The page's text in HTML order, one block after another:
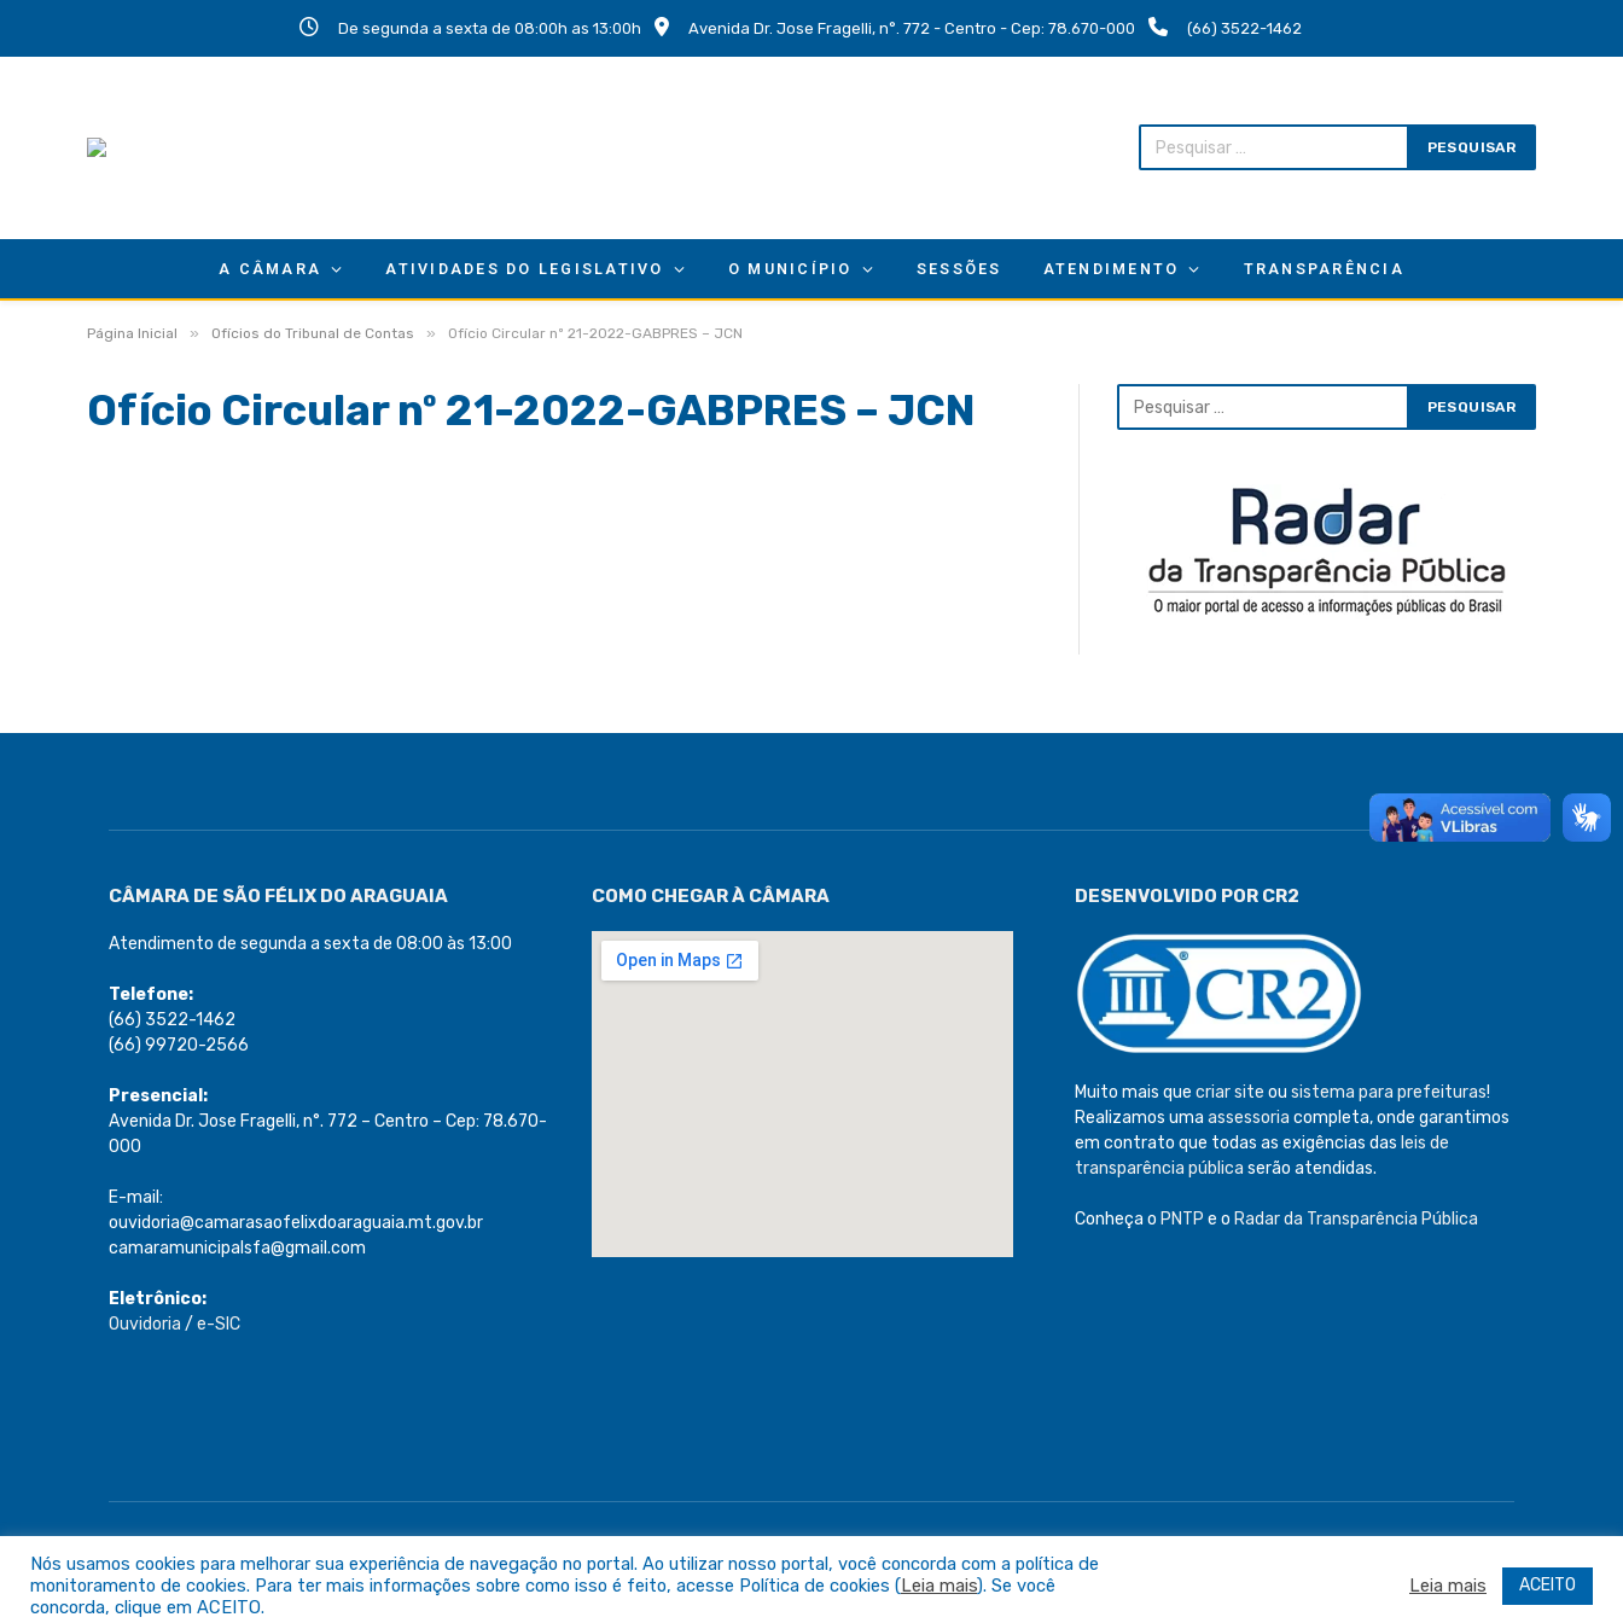
De segunda a sexta de 08:00h as 13:00h Avenida Dr. Jose Fragelli, n°. 772 - Centro - Cep: 78.670-000 (66) 3522-1462
A CÂMARA ATIVIDADES DO LEGISLATIVO O MUNICÍPIO SESSÕES ATENDIMENTO TRANSPARÊNCIA
Página Inicial » Ofícios do Tribunal de Contas » Ofício Circular nº 21-2022-GABPRES – JCN
Ofício Circular nº 21-2022-GABPRES – JCN
CÂMARA DE SÃO FÉLIX DO ARAGUAIA
Atendimento de segunda a sexta de 08:00 às 13:00
Telefone:
(66) 3522-1462
(66) 99720-2566
Presencial:
Avenida Dr. Jose Fragelli, n°. 772 – Centro – Cep: 78.670-
000
E-mail:
ouvidoria@camarasaofelixdoaraguaia.mt.gov.br
camaramunicipalsfa@gmail.com
Eletrônico:
Ouvidoria / e-SIC
COMO CHEGAR À CÂMARA DESENVOLVIDO POR CR2
Muito mais que criar site ou sistema para prefeituras!
Realizamos uma assessoria completa, onde garantimos
em contrato que todas as exigências das leis de
transparência pública serão atendidas.
Conheça o PNTP e o Radar da Transparência Pública
Nós usamos cookies para melhorar sua experiência de navegação no portal. Ao utilizar nosso portal, você concorda com a política de
monitoramento de cookies. Para ter mais informações sobre como isso é feito, acesse Política de cookies (Leia mais). Se você
concorda, clique em ACEITO.
Leia mais ACEITO